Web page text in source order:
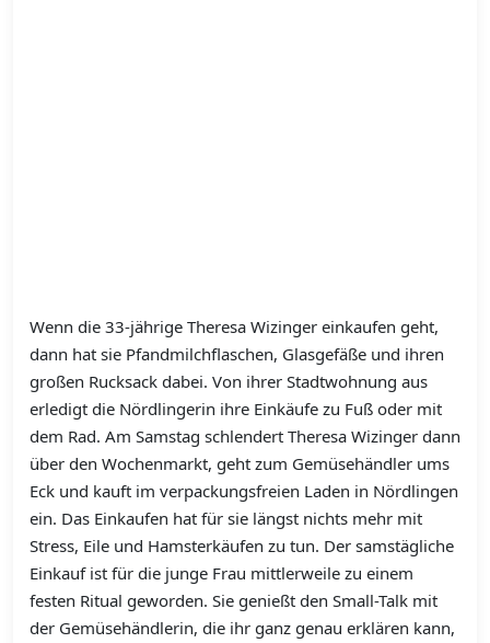
Wenn die 33-jährige Theresa Wizinger einkaufen geht,
dann hat sie Pfandmilchflaschen, Glasgefäße und ihren
großen Rucksack dabei. Von ihrer Stadtwohnung aus
erledigt die Nördlingerin ihre Einkäufe zu Fuß oder mit
dem Rad. Am Samstag schlendert Theresa Wizinger dann
über den Wochenmarkt, geht zum Gemüsehändler ums
Eck und kauft im verpackungsfreien Laden in Nördlingen
ein. Das Einkaufen hat für sie längst nichts mehr mit
Stress, Eile und Hamsterkäufen zu tun. Der samstägliche
Einkauf ist für die junge Frau mittlerweile zu einem
festen Ritual geworden. Sie genießt den Small-Talk mit
der Gemüsehändlerin, die ihr ganz genau erklären kann,